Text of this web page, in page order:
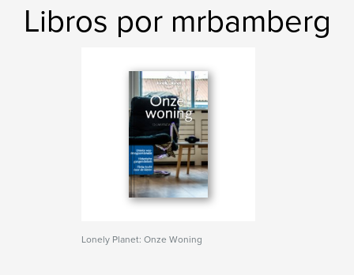
Libros por mrbamberg
Lonely Planet: Onze Woning